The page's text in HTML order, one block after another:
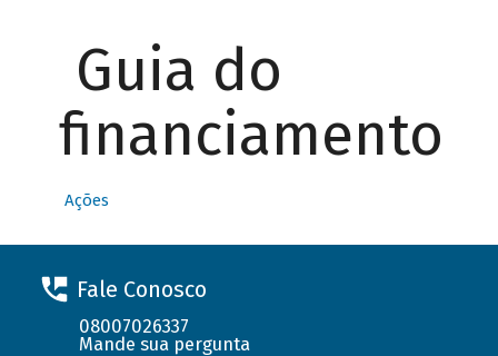
Guia do
financiamento
Ações
Fale Conosco
08007026337
Mande sua pergunta